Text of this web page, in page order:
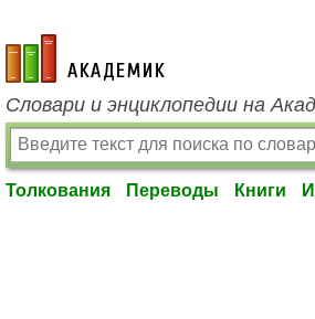
academic.ru
Словари и энциклопедии на
Толкования Переводы Книги